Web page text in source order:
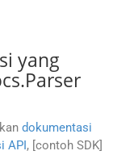
yang
dokumentasi
API, [contoh SDK]